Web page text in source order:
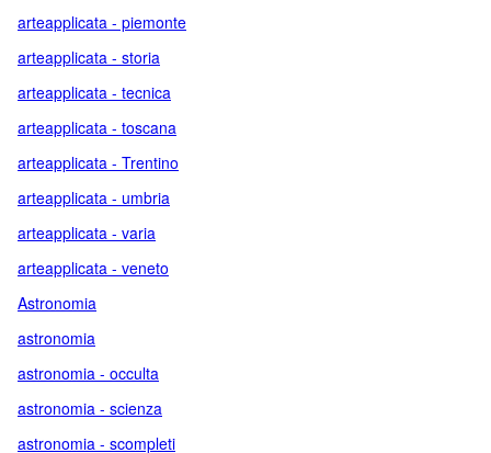
arteapplicata - piemonte
arteapplicata - storia
arteapplicata - tecnica
arteapplicata - toscana
arteapplicata - Trentino
arteapplicata - umbria
arteapplicata - varia
arteapplicata - veneto
Astronomia
astronomia
astronomia - occulta
astronomia - scienza
astronomia - scompleti